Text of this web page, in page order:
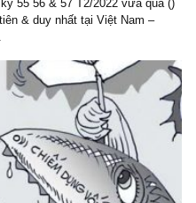
1996: Top 10
kỳ 55 56 & 57 T2/2022 vừa
tiên & duy nhất tại Việt Nam –